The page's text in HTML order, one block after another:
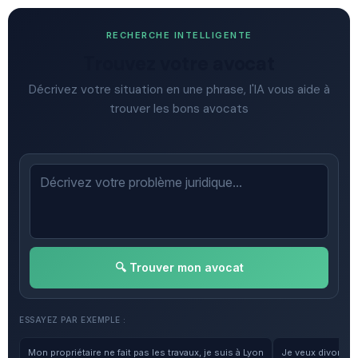
RECHERCHE INTELLIGENTE
Décrivez votre situation en une phrase, l'IA vous aide à
trouver les bons avocats
🔍 Trouver mon avocat
ESSAYEZ PAR EXEMPLE :
Mon propriétaire ne fait pas les travaux, je suis à Lyon Je veux